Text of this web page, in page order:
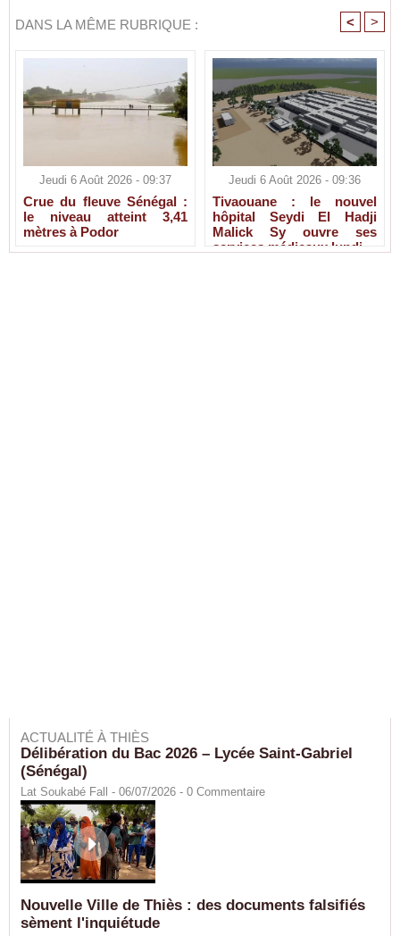
DANS LA MÊME RUBRIQUE : < >
Jeudi 6 Août 2026 - 09:37
Crue du fleuve Sénégal :
le niveau atteint 3,41
mètres à Podor
Jeudi 6 Août 2026 - 09:36
Tivaouane : le nouvel
hôpital Seydi El Hadji
Malick Sy ouvre ses
services médicaux lundi
ACTUALITÉ À THIÈS
Délibération du Bac 2026 – Lycée Saint-Gabriel
(Sénégal)
Lat Soukabé Fall - 06/07/2026 - 0 Commentaire
Nouvelle Ville de Thiès : des documents falsifiés
sèment l'inquiétude